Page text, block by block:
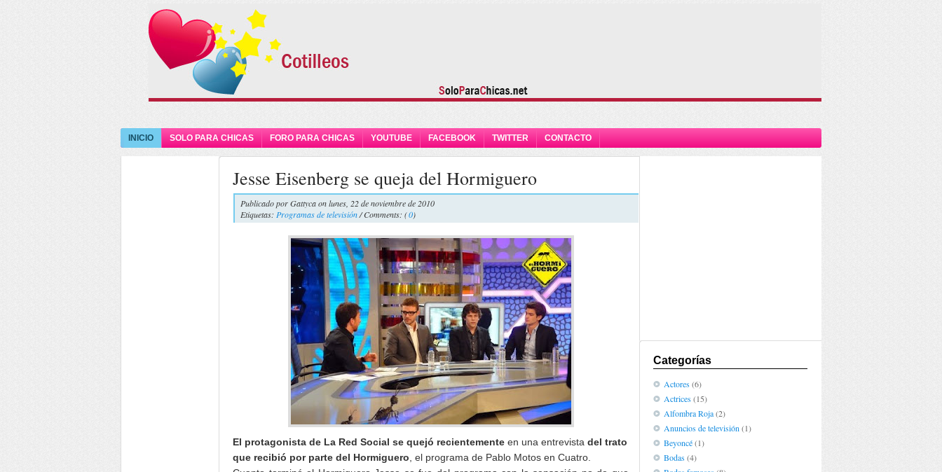
INICIO SOLO PARA CHICAS FORO PARA CHICAS YOUTUBE FACEBOOK TWITTER CONTACTO
Jesse Eisenberg se queja del Hormiguero
Publicado porGattycaon lunes, 22 de noviembre de 2010
Etiquetas: Programas de televisión/ Comments: (0)
El protagonista de La Red Social se quejó recientemente en una entrevista del trato
que recibió por parte del Hormiguero , el programa de Pablo Motos en Cuatro.
Categorías
Actores(6)
Actrices(15)
Alfombra Roja(2)
Anuncios de televisión (1)
Beyoncé(1)
Bodas(4)